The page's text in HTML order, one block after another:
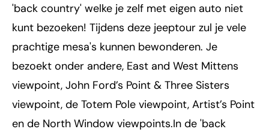
'back country' welke je zelf met eigen auto niet
kunt bezoeken! Tijdens deze jeeptour zul je vele
prachtige mesa's kunnen bewonderen. Je
bezoekt onder andere, East and West Mittens
viewpoint, John Ford’s Point & Three Sisters
viewpoint, de Totem Pole viewpoint, Artist’s Point
en de North Window viewpoints.In de 'back